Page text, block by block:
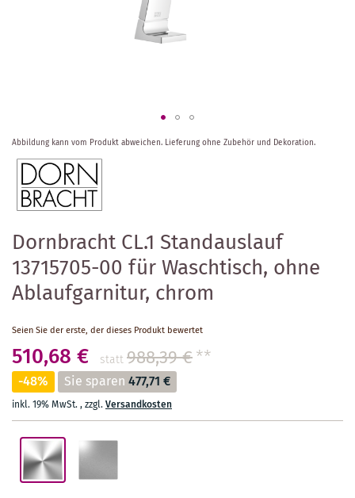
Dornbracht CL.1 Standauslauf
13715705-00 für Waschtisch, ohne
Ablaufgarnitur, chrom
Seien Sie der erste, der dieses Produkt bewertet
510,68 € statt988,39 €**
-48% Sie sparen 477,71 €
inkl. 19% MwSt.,zzgl.Versandkosten
Zum
Anfang
der
Bildergalerie
springen
Abbildung kann vom Produkt abweichen. Lieferung ohne Zubehör und Dekoration.